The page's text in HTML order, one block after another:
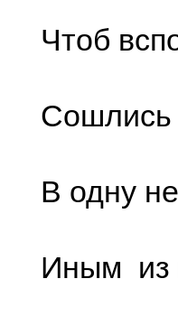
Чтоб
Сошлись
В одну
Иным из